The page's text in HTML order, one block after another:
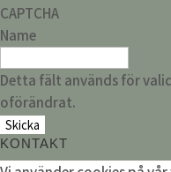
CAPTCHA
Name
Detta fält används för
oförändrat.
KONTAKT